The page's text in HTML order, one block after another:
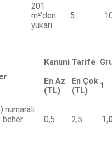
201
m²’den
yukarı
5
Kanuni Tarife
En Az
(TL)
En Çok
(TL)
1
numaralı
beher
0,5 2,5